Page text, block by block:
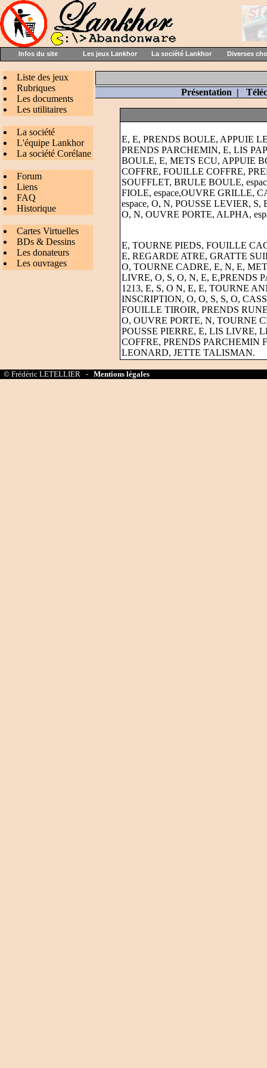
Infos du site Les jeux Lankhor La société Lankhor Diverses
Liste des jeux
Rubriques
Les documents
Les utilitaires
La société
L'équipe Lankhor
La société Corélane
Forum
Liens
FAQ
Historique
Cartes Virtuelles
BDs & Dessins
Les donateurs
Les ouvrages
Présentation |
E, E, PRENDS BOULE, APPUIE
PRENDS PARCHEMIN, E, LIS
BOULE, E, METS ECU, APPUIE
COFFRE, FOUILLE COFFRE,
SOUFFLET, BRULE BOULE,
FIOLE, espace,OUVRE GRILLE,
espace, O, N, POUSSE LEVIER,
O, N, OUVRE PORTE, ALPHA,
E, TOURNE PIEDS, FOUILLE
E, REGARDE ATRE, GRATTE
O, TOURNE CADRE, E, N, E,
LIVRE, O, S, O, N, E, E,PRENDS
1213, E, S, O N, E, E, TOURNE
INSCRIPTION, O, O, S, S, O,
FOUILLE TIROIR, PRENDS
O, OUVRE PORTE, N, TOURNE
POUSSE PIERRE, E, LIS LIVRE,
COFFRE, PRENDS PARCHEMIN
LEONARD, JETTE TALISMAN.
© Frédéric LETELLIER - Mentions légales